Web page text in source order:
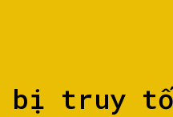
bị truy